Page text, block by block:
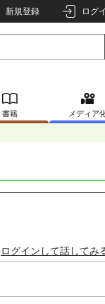
新規登録 ログ
書籍 メディア
ログインして話してみ